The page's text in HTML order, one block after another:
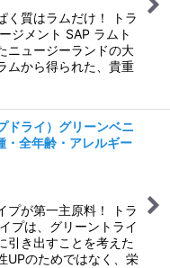
く質はラムだけ！ トラ
ジメント SAP ラムト
ニュージーランドの大
ムから得られた、貴重
ドライ）グリーンベニ
・全年齢・アレルギー
プが第一主原料！ トラ
プは、グリーントライ
引き出すことを考えた
UPのためではなく、栄